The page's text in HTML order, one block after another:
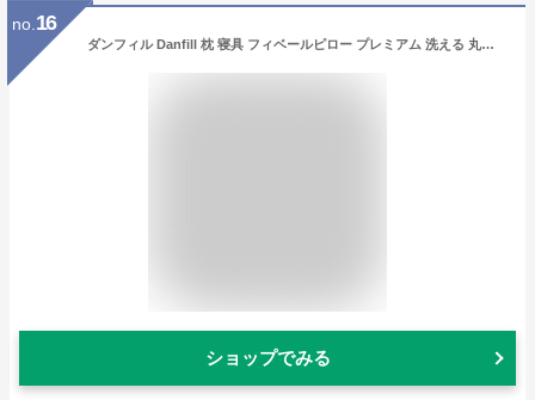
no. 16
ダンフィル Danfill 枕 寝具 フィベールピロー プレミアム 洗える 丸洗い対応 高め ホテル仕様 ウォッシャブル JPA227
ショップでみる